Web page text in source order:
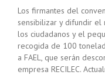
Los firmantes del
sensibilizar y difundir
los ciudadanos y el
recogida de 100
a FAEL, que serán
empresa RECILEC.